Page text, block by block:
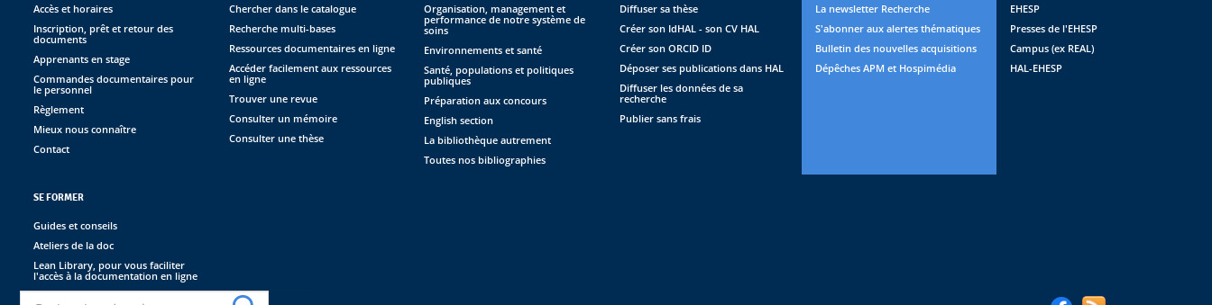
Accès et horaires
Inscription, prêt et retour des
documents
Apprenants en stage
Commandes documentaires pour
le personnel
Règlement
Mieux nous connaître
Contact
Chercher dans le catalogue
Recherche multi-bases
Ressources documentaires en ligne
Accéder facilement aux ressources
en ligne
Trouver une revue
Consulter un mémoire
Consulter une thèse
Organisation, management et
performance de notre système de
soins
Environnements et santé
Santé, populations et politiques
publiques
Préparation aux concours
English section
La bibliothèque autrement
Toutes nos bibliographies
Diffuser sa thèse
Créer son IdHAL - son CV HAL
Créer son ORCID ID
Déposer ses publications dans HAL
Diffuser les données de sa
recherche
Publier sans frais
La newsletter Recherche
S'abonner aux alertes thématiques
Bulletin des nouvelles acquisitions
Dépêches APM et Hospimédia
SE FORMER
Guides et conseils
Ateliers de la doc
Lean Library, pour vous faciliter
l'accès à la documentation en ligne
EHESP
Presses de l'EHESP
Campus (ex REAL)
HAL-EHESP